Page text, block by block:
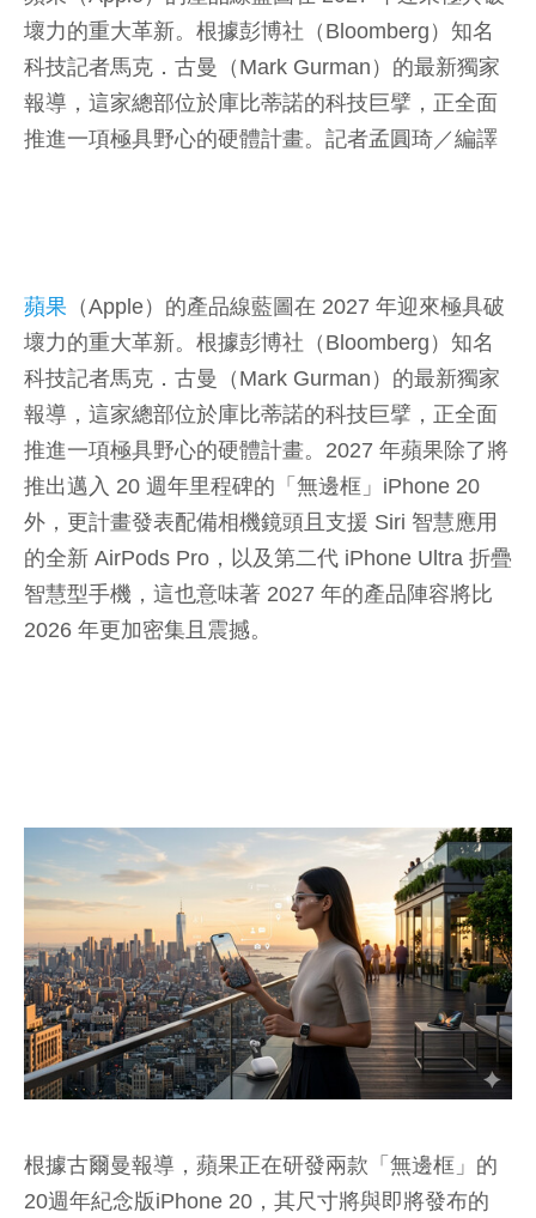
壞力的重大革新。根據彭博社（Bloomberg）知名
科技記者馬克．古曼（Mark Gurman）的最新獨家
報導，這家總部位於庫比蒂諾的科技巨擘，正全面
推進一項極具野心的硬體計畫。 記者孟圓琦／編譯
蘋果 （Apple）的產品線藍圖在 2027 年迎來極具破
壞力的重大革新。根據彭博社（Bloomberg）知名
科技記者馬克．古曼（Mark Gurman）的最新獨家
報導，這家總部位於庫比蒂諾的科技巨擘，正全面
推進一項極具野心的硬體計畫。2027 年蘋果除了將
推出邁入 20 週年里程碑的「無邊框」iPhone 20
外，更計畫發表配備相機鏡頭且支援 Siri 智慧應用
的全新 AirPods Pro，以及第二代 iPhone Ultra 折疊
智慧型手機，這也意味著 2027 年的產品陣容將比
2026 年更加密集且震撼。
根據古爾曼報導，蘋果正在研發兩款「無邊框」的
20週年紀念版iPhone 20，其尺寸將與即將發布的